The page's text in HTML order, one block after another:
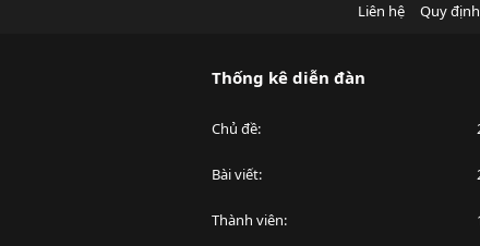
Liên hệ Quy
Thống kê diễn đàn
Chủ đề
Bài viết
Thành viên